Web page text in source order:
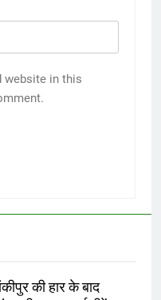
website in this
की हार के बाद